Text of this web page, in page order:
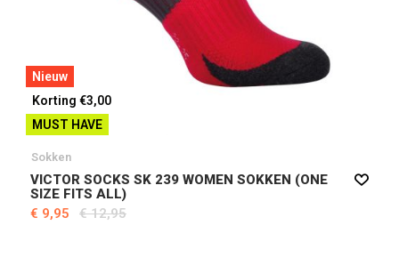
Nieuw
Korting €3,00
MUST HAVE
Sokken
VICTOR SOCKS SK 239 WOMEN SOKKEN (ONE
SIZE FITS ALL)
€ 9,95
€ 12,95